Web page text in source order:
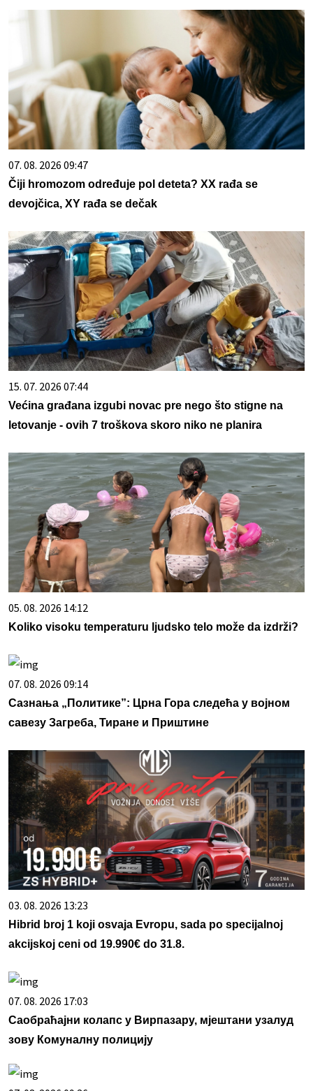
07. 08. 2026 09:47
Čiji hromozom određuje pol deteta? XX rađa se
devojčica, XY rađa se dečak
15. 07. 2026 07:44
Većina građana izgubi novac pre nego što stigne na
letovanje - ovih 7 troškova skoro niko ne planira
05. 08. 2026 14:12
Koliko visoku temperaturu ljudsko telo može da izdrži?
07. 08. 2026 09:14
Сазнања „Политике”: Црна Гора следећа у војном
савезу Загреба, Тиране и Приштине
03. 08. 2026 13:23
Hibrid broj 1 koji osvaja Evropu, sada po specijalnoj
akcijskoj ceni od 19.990€ do 31.8.
07. 08. 2026 17:03
Саобраћајни колапс у Вирпазару, мјештани узалуд
зову Комуналну полицију